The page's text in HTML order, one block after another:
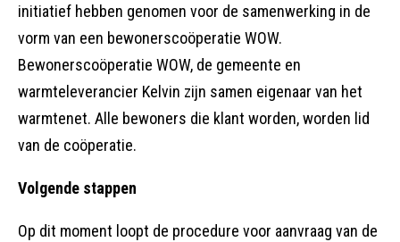
initiatief hebben genomen voor de samenwerking in de
vorm van een bewonerscoöperatie WOW.
Bewonerscoöperatie WOW, de gemeente en
warmteleverancier Kelvin zijn samen eigenaar van het
warmtenet. Alle bewoners die klant worden, worden lid
van de coöperatie.
Volgende stappen
Op dit moment loopt de procedure voor aanvraag van de